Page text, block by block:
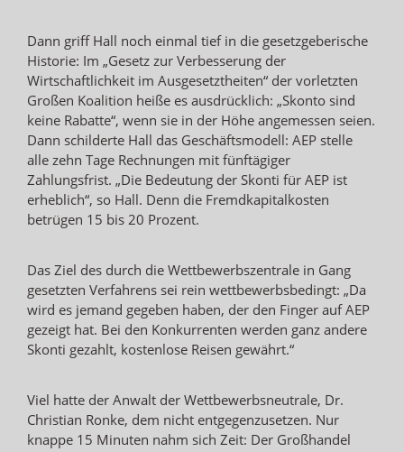
Dann griff Hall noch einmal tief in die gesetzgeberische
Historie: Im „Gesetz zur Verbesserung der
Wirtschaftlichkeit im Ausgesetztheiten“ der vorletzten
Großen Koalition heiße es ausdrücklich: „Skonto sind
keine Rabatte“, wenn sie in der Höhe angemessen seien.
Dann schilderte Hall das Geschäftsmodell: AEP stelle
alle zehn Tage Rechnungen mit fünftägiger
Zahlungsfrist. „Die Bedeutung der Skonti für AEP ist
erheblich“, so Hall. Denn die Fremdkapitalkosten
betrügen 15 bis 20 Prozent.
Das Ziel des durch die Wettbewerbszentrale in Gang
gesetzten Verfahrens sei rein wettbewerbsbedingt: „Da
wird es jemand gegeben haben, der den Finger auf AEP
gezeigt hat. Bei den Konkurrenten werden ganz andere
Skonti gezahlt, kostenlose Reisen gewährt.“
Viel hatte der Anwalt der Wettbewerbsneutrale, Dr.
Christian Ronke, dem nicht entgegenzusetzen. Nur
knappe 15 Minuten nahm sich Zeit: Der Großhandel